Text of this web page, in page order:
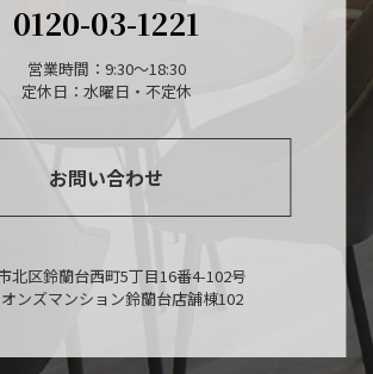
0120-03-1221
営業時間：9:30～18:30
定休日：水曜日・不定休
お問い合わせ
北区鈴蘭台西町5丁目16番4-102号
ンズマンション鈴蘭台店舗棟102